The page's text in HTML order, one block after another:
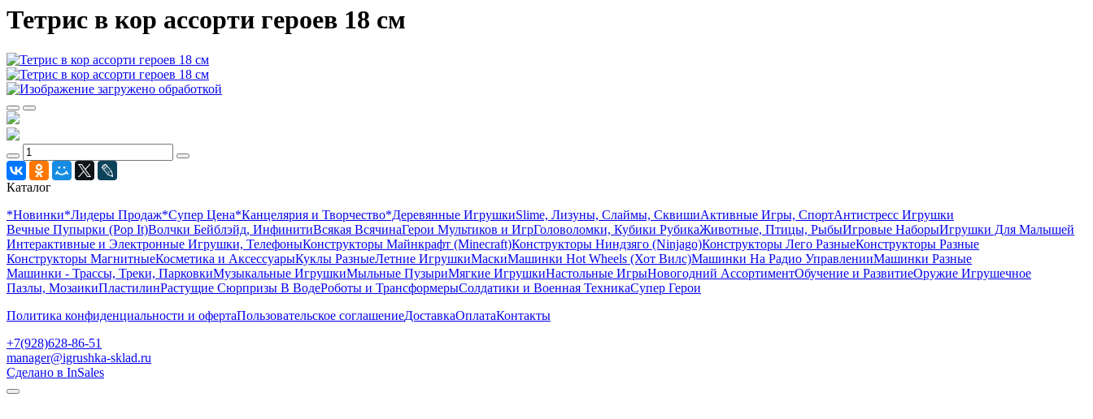
Тетрис в кор ассорти героев 18 см
Каталог
*Новинки*Лидеры Продаж*Супер Цена*Канцелярия и Творчество*Деревянные ИгрушкиSlime, Лизуны, Слаймы, СквишиАктивные Игры, СпортАнтистресс Игрушки
Вечные Пупырки (Pop It)Волчки Бейблэйд, ИнфинитиВсякая ВсячинаГерои Мультиков и ИгрГоловоломки, Кубики РубикаЖивотные, Птицы, РыбыИгровые НаборыИгрушки Для Малышей
Интерактивные и Электронные Игрушки, ТелефоныКонструкторы Майнкрафт (Minecraft)Конструкторы Ниндзяго (Ninjago)Конструкторы Лего РазныеКонструкторы Разные
Конструкторы МагнитныеКосметика и АксессуарыКуклы РазныеЛетние ИгрушкиМаскиМашинки Hot Wheels (Хот Вилс)Машинки На Радио УправленииМашинки Разные
Машинки - Трассы, Треки, ПарковкиМузыкальные ИгрушкиМыльные ПузыриМягкие ИгрушкиНастольные ИгрыНовогодний АссортиментОбучение и РазвитиеОружие Игрушечное
Пазлы, МозаикиПластилинРастущие Сюрпризы В ВодеРоботы и ТрансформерыСолдатики и Военная ТехникаСупер Герои
Политика конфиденциальности и офертаПользовательское соглашениеДоставкаОплатаКонтакты
+7(928)628-86-51
manager@igrushka-sklad.ru
Сделано в InSales